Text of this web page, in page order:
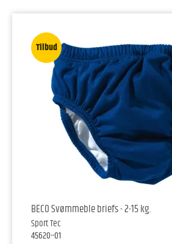
Tilbud
BECO Svømmeble briefs - 2-15 kg.
Sport Tec
45620--01